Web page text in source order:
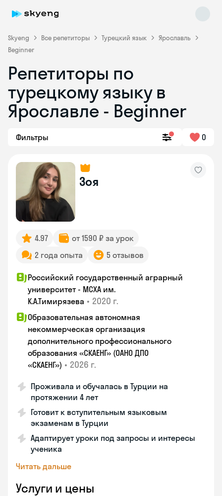
Skyeng Все репетиторы Турецкий язык
Ярославль
Beginner
Репетиторы по
турецкому языку в
Ярославле - Beginner
Фильтры 0
Зоя
4.97
от 1590 ₽ за урок
2 года опыта
5 отзывов
Российский государственный аграрный
университет - МСХА им.
К.А.Тимирязева • 2020 г.
Образовательная автономная
некоммерческая организация
дополнительного профессионального
образования «СКАЕНГ» (ОАНО ДПО
«СКАЕНГ») • 2026 г.
Проживала и обучалась в Турции на
протяжении 4 лет
Готовит к вступительным языковым
экзаменам в Турции
Адаптирует уроки под запросы и интересы
ученика
Читать дальше
Услуги и цены
online